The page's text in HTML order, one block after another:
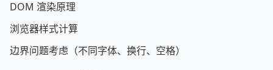
DOM 渲染原理
浏览器样式计算
边界问题考虑（不同字体、换行、空格）